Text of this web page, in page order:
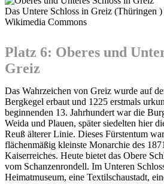
Das Untere Schloss in Greiz (Thüringen
Wikimedia Commons
Platz 6: Oberes und
Greiz
Das Wahrzeichen von Greiz wurde auf
Bergkegel erbaut und 1225 erstmals
beginnenden 13. Jahrhundert war die
Weida und Plauen, später siedelten hier
Reuß älterer Linie. Dieses Fürstentum
flächenmäßig kleinste Monarchie des
Kaiserreiches. Heute bietet das Obere
vom Schanzenrondell. Im Unteren
Heimatmuseum, eine Textilschaustadt,